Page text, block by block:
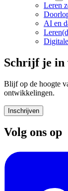
Leren
AI en
Schrijf je in
Blijf op de hoogte
ontwikkelingen.
Inschrijven
Volg ons op